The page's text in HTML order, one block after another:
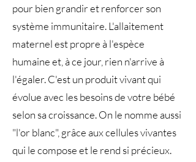
pour bien grandir et renforcer son
système immunitaire. L'allaitement
maternel est propre à l'espèce
humaine et, à ce jour, rien n'arrive à
l'égaler. C'est un produit vivant qui
évolue avec les besoins de votre bébé
selon sa croissance. On le nomme aussi
"l'or blanc", grâce aux cellules vivantes
qui le compose et le rend si précieux.